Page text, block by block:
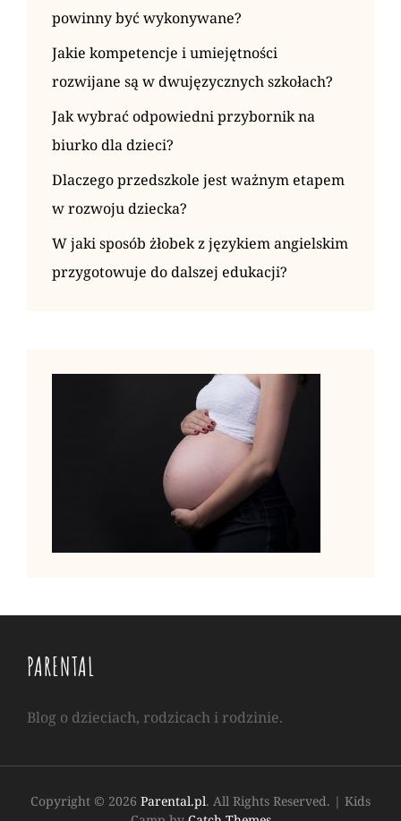
powinny być wykonywane?
Jakie kompetencje i umiejętności
rozwijane są w dwujęzycznych szkołach?
Jak wybrać odpowiedni przybornik na
biurko dla dzieci?
Dlaczego przedszkole jest ważnym etapem
w rozwoju dziecka?
W jaki sposób żłobek z językiem angielskim
przygotowuje do dalszej edukacji?
PARENTAL
Blog o dzieciach, rodzicach i rodzinie.
Copyright © 2026 Parental.pl. All Rights Reserved. | Kids